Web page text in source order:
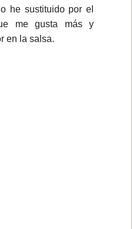
he sustituido por el
me gusta más y
en la salsa.